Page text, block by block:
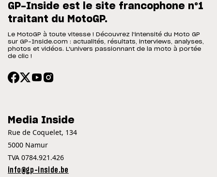
GP-Inside est le site francophone n°1
traitant du MotoGP.
Le MotoGP à toute vitesse ! Découvrez l'intensité du Moto GP
sur GP-Inside.com : actualités, résultats, interviews, analyses,
photos et vidéos. L'univers passionnant de la moto à portée
de clic !
Media Inside
Rue de Coquelet, 134
5000 Namur
TVA 0784.921.426
info@gp-inside.be